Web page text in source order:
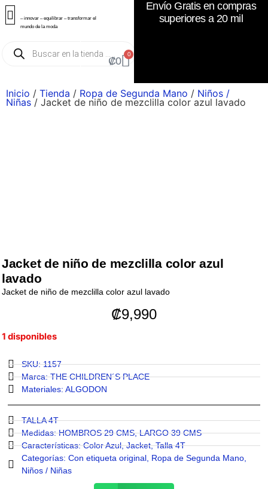
– innovar – equilibrar – transformar el
mundo de la moda
₡0
0
Envío Gratis en compras
superiores a 20 mil
Inicio / Tienda / Ropa de Segunda Mano / Niños /
Niñas / Jacket de niño de mezclilla color azul lavado
Jacket de niño de mezclilla color azul
lavado
Jacket de niño de mezclilla color azul lavado
₡9,990
1 disponibles
SKU: 1157
Marca:THE CHILDREN´S PLACE
Materiales: ALGODON
TALLA 4T
Medidas:HOMBROS 29 CMS,LARGO 39 CMS
Características:Color Azul,Jacket,Talla 4T
Categorías: Con etiqueta original Ropa de Segunda Mano
Niños / Niñas